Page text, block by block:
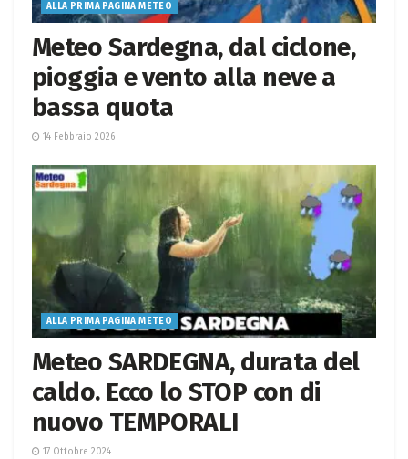
ALLA PRIMA PAGINA METEO
Meteo Sardegna, dal ciclone,
pioggia e vento alla neve a
bassa quota
14 Febbraio 2026
ALLA PRIMA PAGINA METEO
Meteo SARDEGNA, durata del
caldo. Ecco lo STOP con di
nuovo TEMPORALI
17 Ottobre 2024